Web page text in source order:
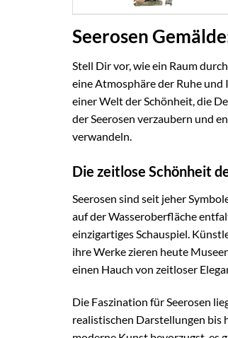
Seerosen
Stell Dir vor, wie ein Raum
eine Atmosphäre der Ruhe und
einer Welt der Schönheit, die
der Seerosen verzaubern und
verwandeln.
Die zeitlose Schönheit
Seerosen sind seit jeher
auf der Wasseroberfläche
einzigartiges Schauspiel.
ihre Werke zieren heute
einen Hauch von zeitloser
Die Faszination für Seerosen
realistischen Darstellungen bis